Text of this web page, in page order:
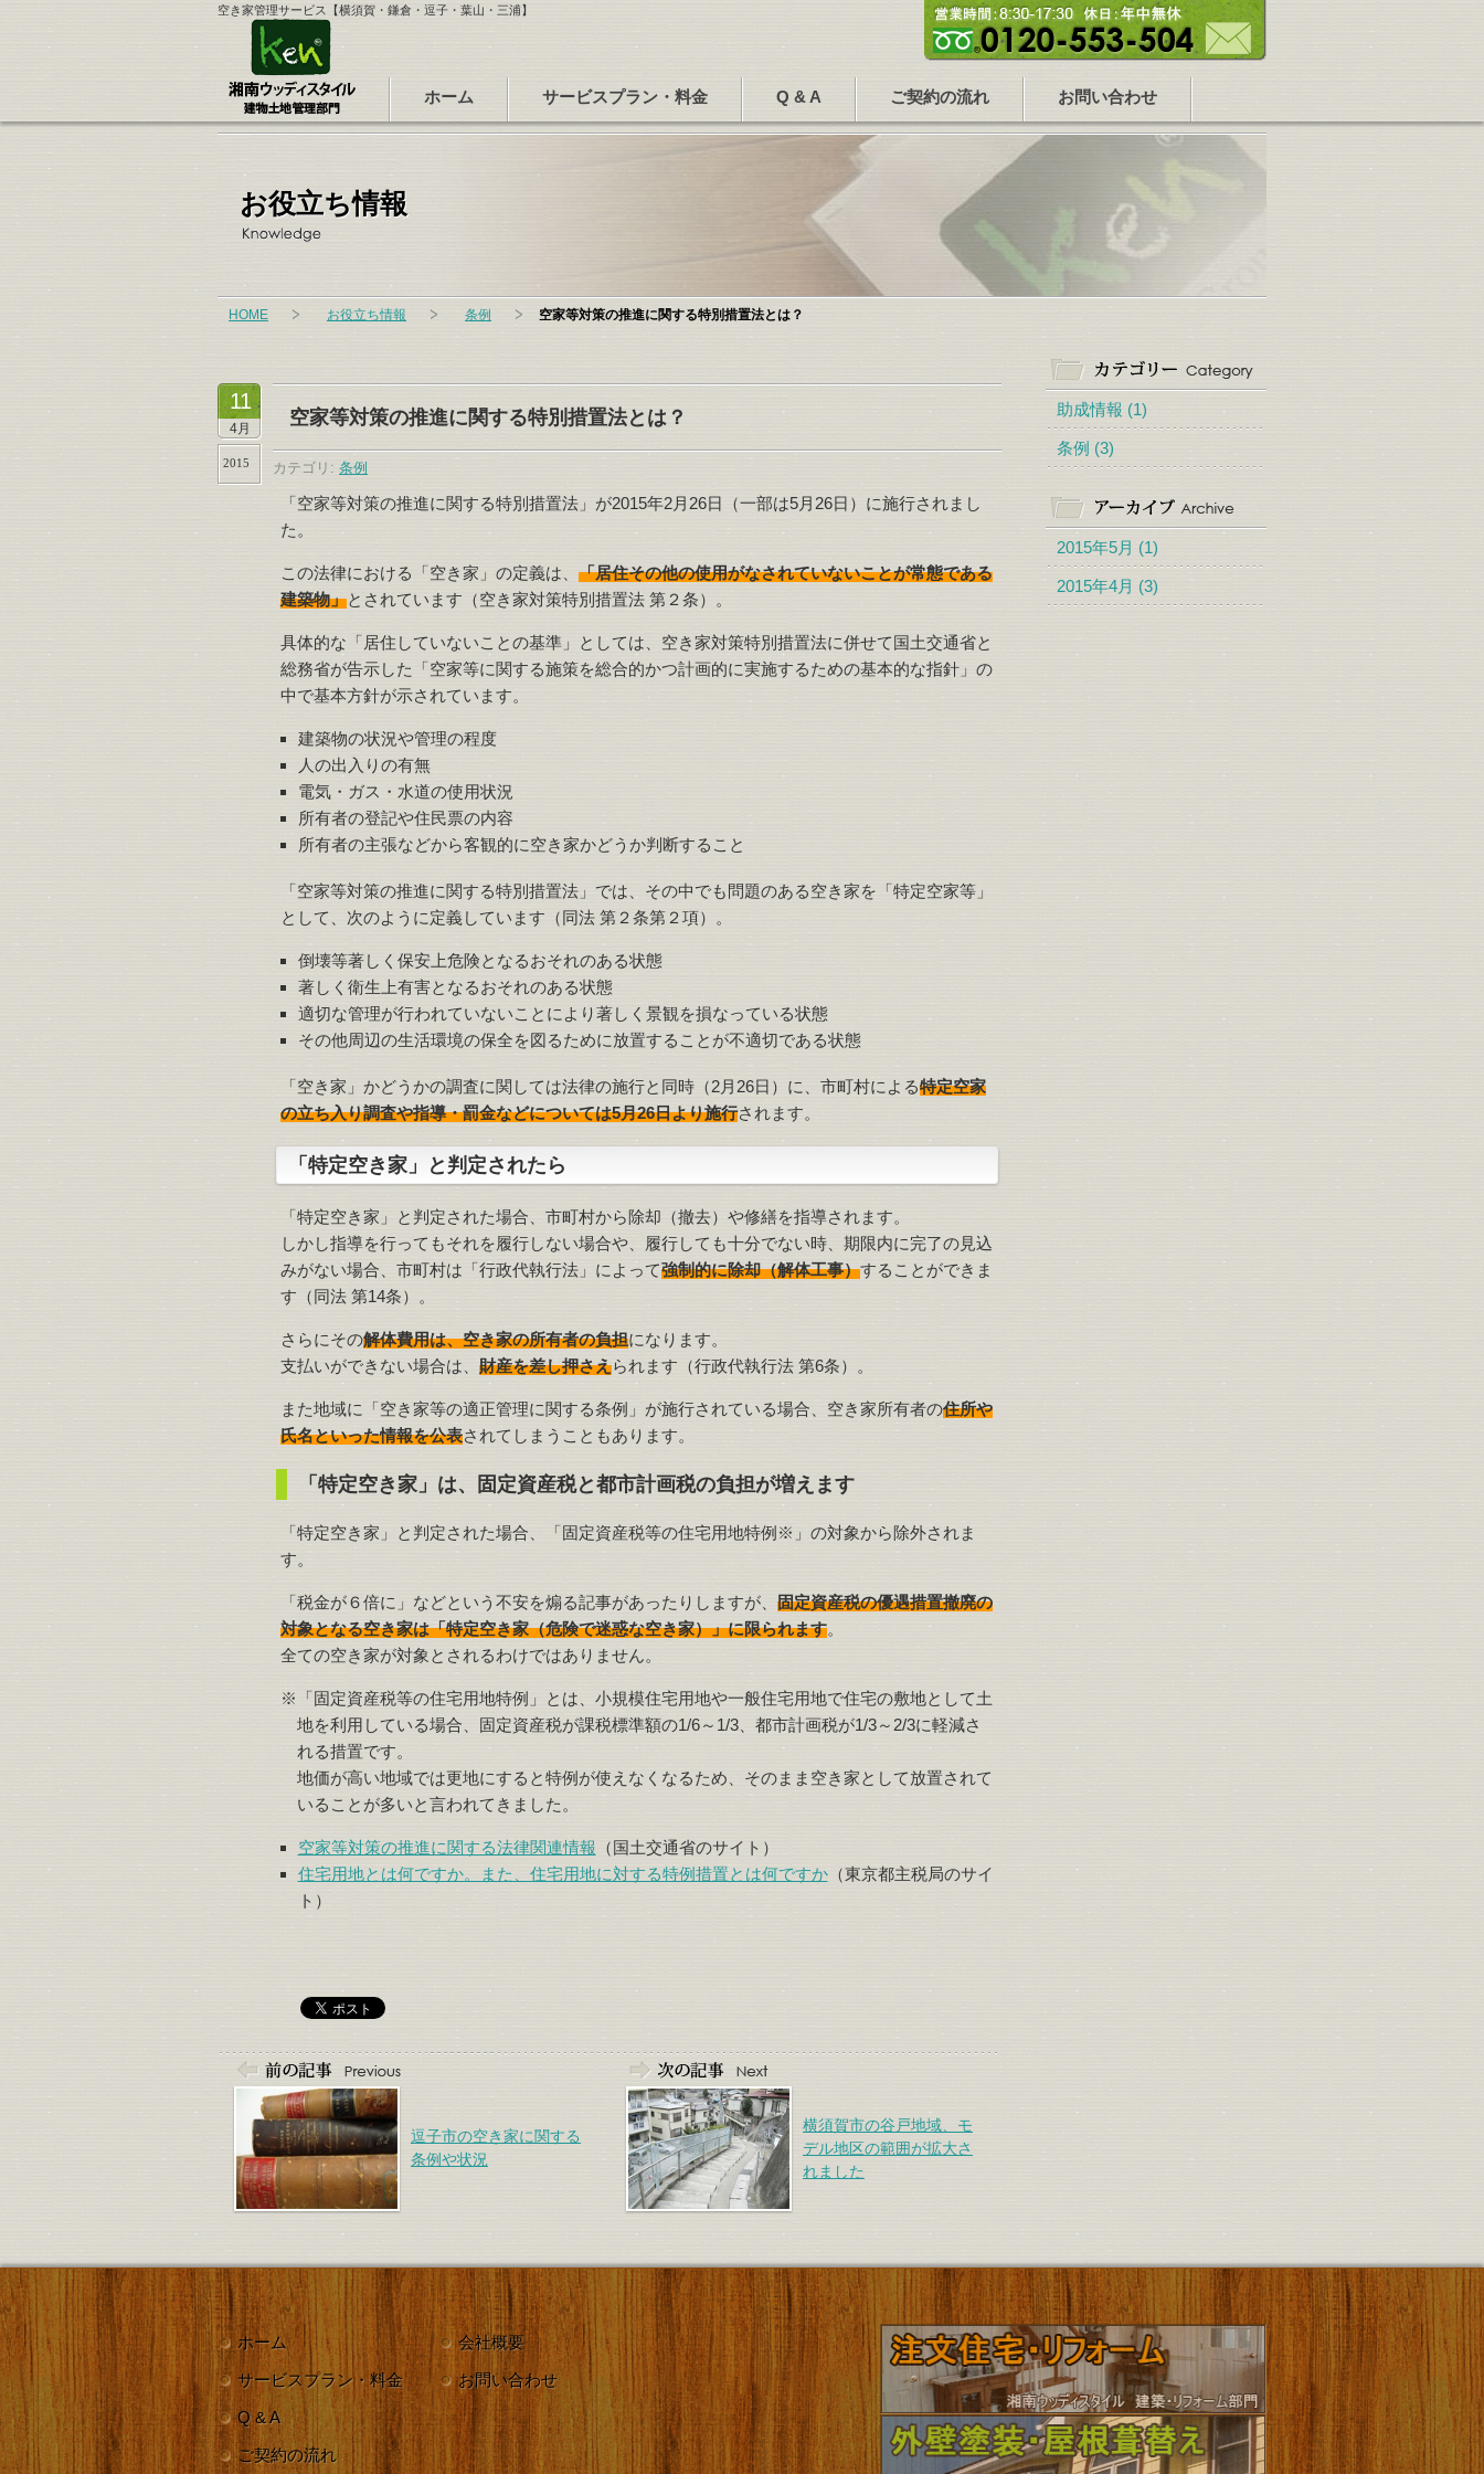
空き家管理サービス【横須賀・鎌倉・逗子・葉山・三浦】
ホーム サービスプラン・料金 Q & A ご契約の流れ お問い合わせ
お役立ち情報
HOME お役立ち情報 条例 空家等対策の推進に関する特別措置法とは？
空家等対策の推進に関する特別措置法とは？
11
4月
2015 カテゴリ: 条例
「空家等対策の推進に関する特別措置法」が2015年2月26日（一部は5月26日）に施行されまし
た。
この法律における「空き家」の定義は、 「居住その他の使用がなされていないことが常態である
建築物」とされています（空き家対策特別措置法 第２条）。
具体的な「居住していないことの基準」としては、空き家対策特別措置法に併せて国土交通省と
総務省が告示した「空家等に関する施策を総合的かつ計画的に実施するための基本的な指針」の
中で基本方針が示されています。
建築物の状況や管理の程度
人の出入りの有無
電気・ガス・水道の使用状況
所有者の登記や住民票の内容
所有者の主張などから客観的に空き家かどうか判断すること
「空家等対策の推進に関する特別措置法」では、その中でも問題のある空き家を「特定空家等」
として、次のように定義しています（同法 第２条第２項）。
倒壊等著しく保安上危険となるおそれのある状態
著しく衛生上有害となるおそれのある状態
適切な管理が行われていないことにより著しく景観を損なっている状態
その他周辺の生活環境の保全を図るために放置することが不適切である状態
「空き家」かどうかの調査に関しては法律の施行と同時（2月26日）に、市町村による特定空家
の立ち入り調査や指導・罰金などについては5月26日より施行されます。
「特定空き家」と判定されたら
「特定空き家」と判定された場合、市町村から除却（撤去）や修繕を指導されます。
しかし指導を行ってもそれを履行しない場合や、履行しても十分でない時、期限内に完了の見込
みがない場合、市町村は「行政代執行法」によって強制的に除却（解体工事）することができま
す（同法 第14条）。
さらにその解体費用は、空き家の所有者の負担になります。
支払いができない場合は、 財産を差し押さえられます（行政代執行法 第6条）。
また地域に「空き家等の適正管理に関する条例」が施行されている場合、空き家所有者の住所や
氏名といった情報を公表されてしまうこともあります。
「特定空き家」は、固定資産税と都市計画税の負担が増えます
「特定空き家」と判定された場合、「固定資産税等の住宅用地特例※」の対象から除外されま
す。
「税金が６倍に」などという不安を煽る記事があったりしますが、 固定資産税の優遇措置撤廃の
対象となる空き家は「特定空き家（危険で迷惑な空き家）」に限られます。
全ての空き家が対象とされるわけではありません。
※「固定資産税等の住宅用地特例」とは、小規模住宅用地や一般住宅用地で住宅の敷地として土
地を利用している場合、固定資産税が課税標準額の1/6～1/3、都市計画税が1/3～2/3に軽減さ
れる措置です。
地価が高い地域では更地にすると特例が使えなくなるため、そのまま空き家として放置されて
いることが多いと言われてきました。
空家等対策の推進に関する法律関連情報 （国土交通省のサイト）
住宅用地とは何ですか。また、住宅用地に対する特例措置とは何ですか（東京都主税局のサイ
ト）
逗子市の空き家に関する
条例や状況
横須賀市の谷戸地域、モ
デル地区の範囲が拡大さ
れました
助成情報 (1)
条例 (3)
2015年5月 (1)
2015年4月 (3)
ホーム
サービスプラン・料金
Q & A
ご契約の流れ
会社概要
お問い合わせ